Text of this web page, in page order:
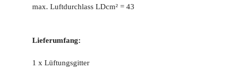
max. Luftdurchlass LDcm² = 43
Lieferumfang:
1 x Lüftungsgitter